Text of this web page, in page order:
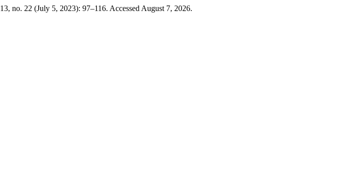
13, no. 22 (July 5, 2023): 97–116. Accessed August 7, 2026.